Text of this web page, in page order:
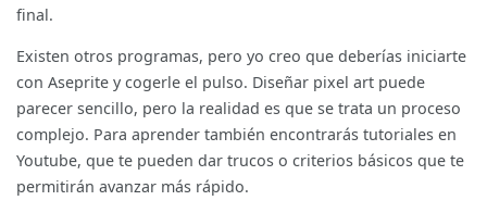
final.
Existen otros programas, pero yo creo que deberías iniciarte
con Aseprite y cogerle el pulso. Diseñar pixel art puede
parecer sencillo, pero la realidad es que se trata un proceso
complejo. Para aprender también encontrarás tutoriales en
Youtube, que te pueden dar trucos o criterios básicos que te
permitirán avanzar más rápido.